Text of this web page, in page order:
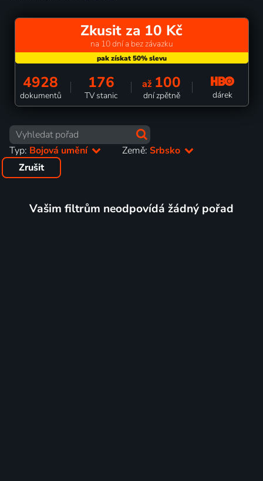
Zkusit za 10 Kč
na 10 dní a bez závazku
4928
dokumentů
176
TV stanic
až 100
dní zpětně dárek
Typ: Bojová umění Země:Srbsko
Zrušit
Vašim filtrům neodpovídá žádný pořad